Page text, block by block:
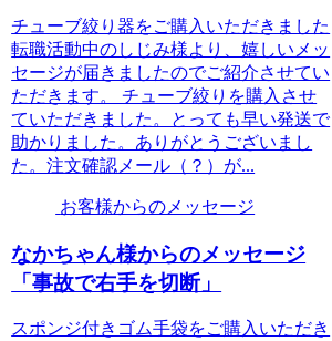
チューブ絞り器をご購入いただきました
転職活動中のしじみ様より、嬉しいメッ
セージが届きましたのでご紹介させてい
ただきます。 チューブ絞りを購入させ
ていただきました。とっても早い発送で
助かりました。ありがとうございまし
た。注文確認メール（？）が...
お客様からのメッセージ
なかちゃん様からのメッセージ
「事故で右手を切断」
スポンジ付きゴム手袋をご購入いただき